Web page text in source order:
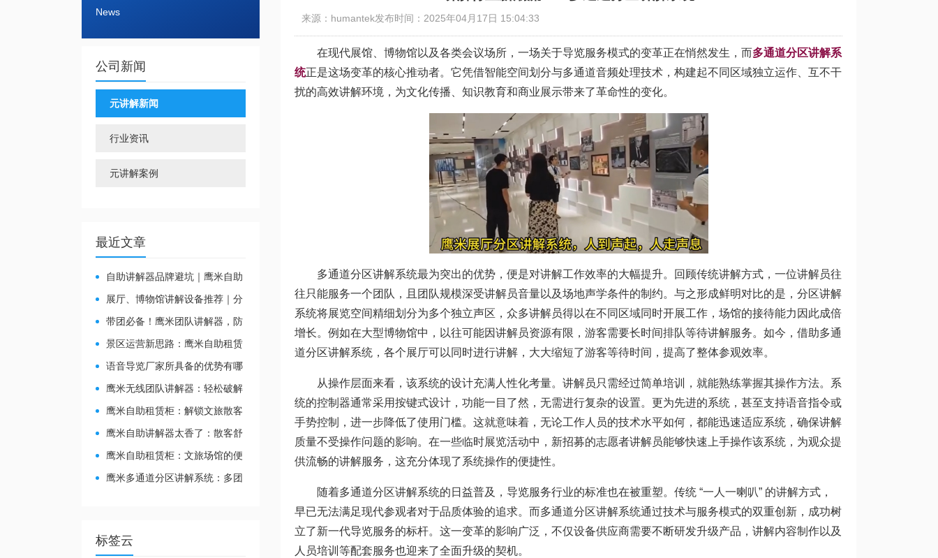
News
公司新闻
元讲解新闻
行业资讯
元讲解案例
最近文章
自助讲解器品牌避坑｜鹰米自助
讲解器，实测好用不踩雷
展厅、博物馆讲解设备推荐｜分
区讲解系统，解决多团队接待核心
痛点
带团必备！鹰米团队讲解器，防
串音 + 易管理双在线
景区运营新思路：鹰米自助租赁
柜，不只是省了点人工费
​语音导览厂家所具备的优势有哪
些？
鹰米无线团队讲解器：轻松破解
大团队沟通难题
鹰米自助租赁柜：解锁文旅散客
服务新方式，省心又高效
鹰米自助讲解器太香了：散客舒
心，我们运营也减负
鹰米自助租赁柜：文旅场馆的便
民与减负神器
鹰米多通道分区讲解系统：多团
标签云
来源：humantek发布时间：2025年04月17日 15:04:33
在现代展馆、博物馆以及各类会议场所，一场关于导览服务模式的变革正在悄然发生，而多通道分区讲解系
统正是这场变革的核心推动者。它凭借智能空间划分与多通道音频处理技术，构建起不同区域独立运作、互不干
扰的高效讲解环境，为文化传播、知识教育和商业展示带来了革命性的变化。
多通道分区讲解系统最为突出的优势，便是对讲解工作效率的大幅提升。回顾传统讲解方式，一位讲解员往
往只能服务一个团队，且团队规模深受讲解员音量以及场地声学条件的制约。与之形成鲜明对比的是，分区讲解
系统将展览空间精细划分为多个独立声区，众多讲解员得以在不同区域同时开展工作，场馆的接待能力因此成倍
增长。例如在大型博物馆中，以往可能因讲解员资源有限，游客需要长时间排队等待讲解服务。如今，借助多通
道分区讲解系统，各个展厅可以同时进行讲解，大大缩短了游客等待时间，提高了整体参观效率。
从操作层面来看，该系统的设计充满人性化考量。讲解员只需经过简单培训，就能熟练掌握其操作方法。系
统的控制器通常采用按键式设计，功能一目了然，无需进行复杂的设置。更为先进的系统，甚至支持语音指令或
手势控制，进一步降低了使用门槛。这就意味着，无论工作人员的技术水平如何，都能迅速适应系统，确保讲解
质量不受操作问题的影响。在一些临时展览活动中，新招募的志愿者讲解员能够快速上手操作该系统，为观众提
供流畅的讲解服务，这充分体现了系统操作的便捷性。
随着多通道分区讲解系统的日益普及，导览服务行业的标准也在被重塑。传统 “一人一喇叭” 的讲解方式，
早已无法满足现代参观者对于品质体验的追求。而多通道分区讲解系统通过技术与服务模式的双重创新，成功树
立了新一代导览服务的标杆。这一变革的影响广泛，不仅设备供应商需要不断研发升级产品，讲解内容制作以及
人员培训等配套服务也迎来了全面升级的契机。